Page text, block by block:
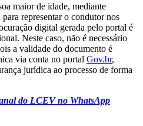
maior de idade, mediante
representar o condutor nos
digital gerada pelo portal é
Neste caso, não é necessário
a validade do documento é
via conta no portal Gov.br,
jurídica ao processo de forma
do LCEV no WhatsApp